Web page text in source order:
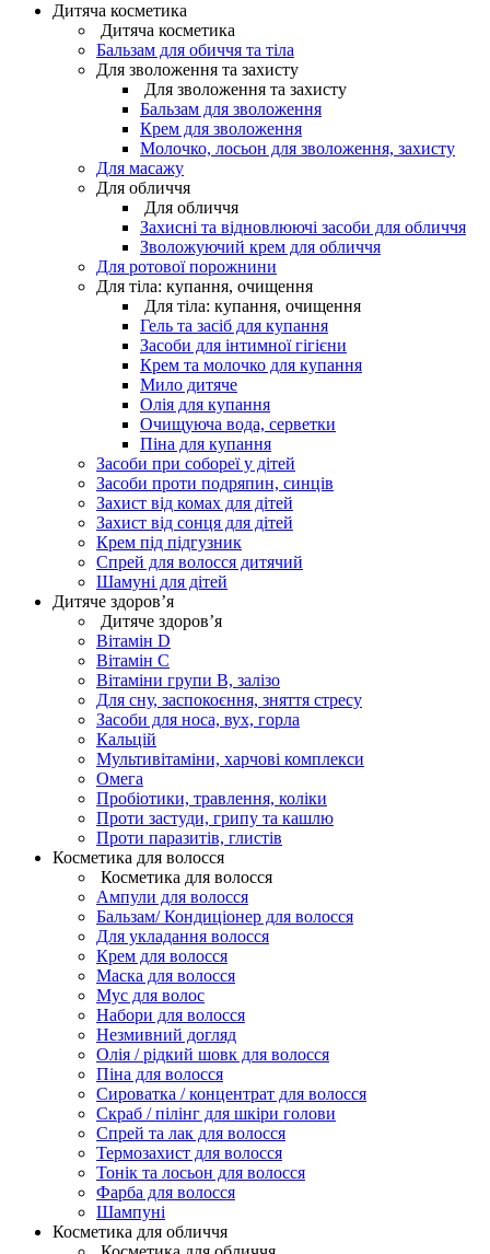
Дитяча косметика
Дитяча косметика
Бальзам для обиччя та тіла
Для зволоження та захисту
Для зволоження та захисту
Бальзам для зволоження
Крем для зволоження
Молочко, лосьон для зволоження, захисту
Для масажу
Для обличчя
Для обличчя
Захисні та відновлюючі засоби для обличчя
Зволожуючий крем для обличчя
Для ротової порожнини
Для тіла: купання, очищення
Для тіла: купання, очищення
Гель та засіб для купання
Засоби для інтимної гігієни
Крем та молочко для купання
Мило дитяче
Олія для купання
Очищуюча вода, серветки
Піна для купання
Засоби при собореї у дітей
Засоби проти подряпин, синців
Захист від комах для дітей
Захист від сонця для дітей
Крем під підгузник
Спрей для волосся дитячий
Шамуні для дітей
Дитяче здоров’я
Дитяче здоров’я
Вітамін D
Вітамін С
Вітаміни групи В, залізо
Для сну, заспокоєння, зняття стресу
Засоби для носа, вух, горла
Кальцій
Мультивітаміни, харчові комплекси
Омега
Пробіотики, травлення, коліки
Проти застуди, грипу та кашлю
Проти паразитів, глистів
Косметика для волосся
Косметика для волосся
Ампули для волосся
Бальзам/ Кондиціонер для волосся
Для укладання волосся
Крем для волосся
Маска для волосся
Мус для волос
Набори для волосся
Незмивний догляд
Олія / рідкий шовк для волосся
Піна для волосся
Сироватка / концентрат для волосся
Скраб / пілінг для шкіри голови
Спрей та лак для волосся
Термозахист для волосся
Тонік та лосьон для волосся
Фарба для волосся
Шампуні
Косметика для обличчя